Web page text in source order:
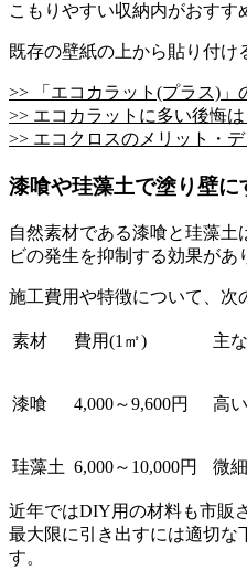
こもりやすい収納内がおすす
既存の壁紙の上から貼り付け
>> 「エコカラット(プラス)」
>> エコカラットに多い後悔は
>> エコクロスのメリット・
漆喰や珪藻土で塗り壁に
自然素材である漆喰と珪藻土
ビの発生を抑制する効果があ
施工費用や特徴について、次
素材 費用(1㎡) 主
漆喰 4,000～9,600円 高
珪藻土 6,000～10,000円 微
近年ではDIY用の材料も市販
最大限に引き出すには適切な
す。